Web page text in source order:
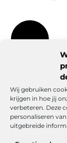
Wij gebruiken
krijgen in hoe jij
verbeteren. Deze
personaliseren
uitgebreide